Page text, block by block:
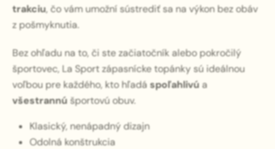
trakciu, čo vám umožní sústrediť sa na výkon bez obáv
z pošmyknutia.
Bez ohľadu na to, či ste začiatočník alebo pokročilý
športovec, La Sport zápasnícke topánky sú ideálnou
voľbou pre každého, kto hľadáspoľahlivúa
všestrannúšportovú obuv.
Klasický, nenápadný dizajn
Odolná konštrukcia